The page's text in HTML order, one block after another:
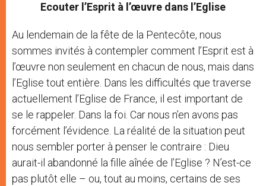
Ecouter l’Esprit à l’œuvre dans l’Eglise
Au lendemain de la fête de la Pentecôte, nous
sommes invités à contempler comment l’Esprit est à
l’œuvre non seulement en chacun de nous, mais dans
l’Eglise tout entière. Dans les difficultés que traverse
actuellement l’Eglise de France, il est important de
se le rappeler. Dans la foi. Car nous n’en avons pas
forcément l’évidence. La réalité de la situation peut
nous sembler porter à penser le contraire : Dieu
aurait-il abandonné la fille aînée de l’Eglise ? N’est-ce
pas plutôt elle – ou, tout au moins, certains de ses